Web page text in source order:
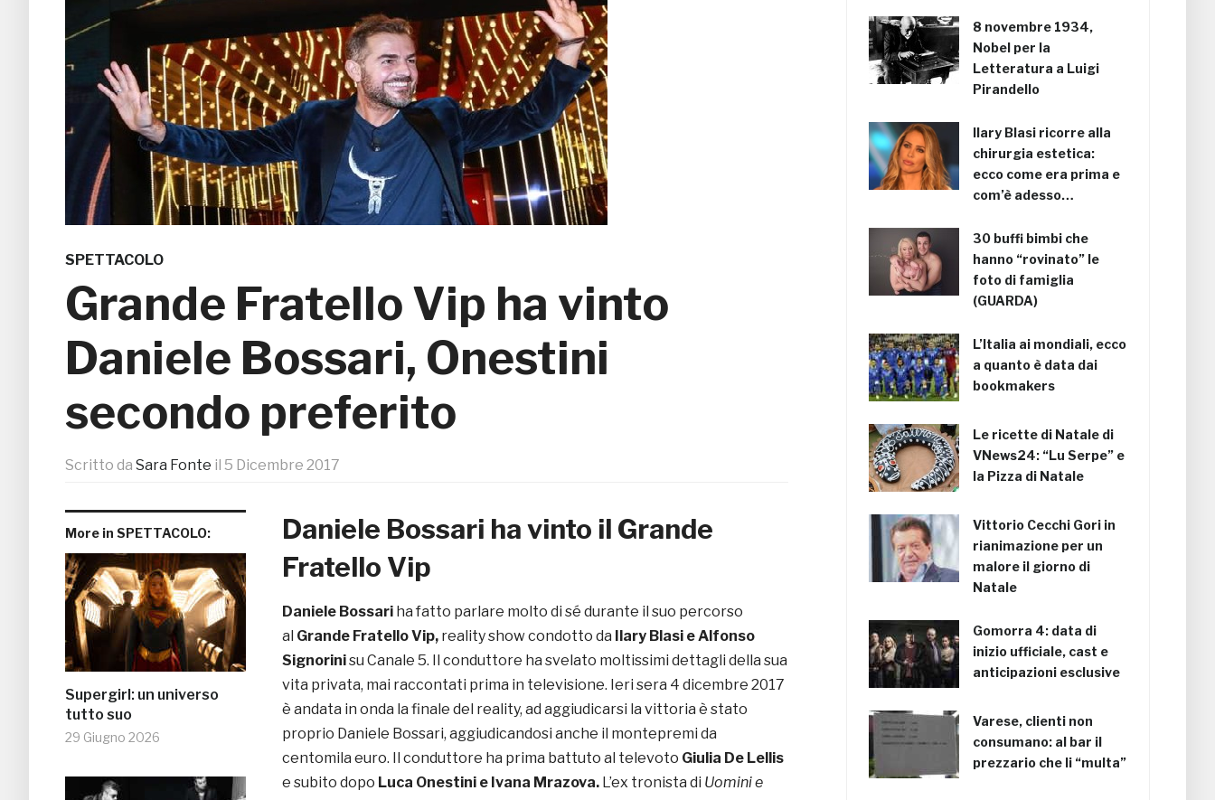
SPETTACOLO
Grande Fratello Vip ha vinto
Daniele Bossari, Onestini
secondo preferito
Scritto da Sara Fonte il 5 Dicembre 2017
More in SPETTACOLO:
Supergirl: un universo
tutto suo
29 Giugno 2026
Daniele Bossari ha vinto il Grande
Fratello Vip
Daniele Bossari ha fatto parlare molto di sé durante il suo percorso
al Grande Fratello Vip, reality show condotto da Ilary Blasi e Alfonso
Signorinisu Canale 5. Il conduttore ha svelato moltissimi dettagli della sua
vita privata, mai raccontati prima in televisione. Ieri sera 4 dicembre 2017
è andata in onda la finale del reality, ad aggiudicarsi la vittoria è stato
proprio Daniele Bossari, aggiudicandosi anche il montepremi da
centomila euro. Il conduttore ha prima battuto al televoto Giulia De Lellis
e subito dopo Luca Onestini e Ivana Mrazova. L’ex tronista di Uomini e
8 novembre 1934,
Nobel per la
Letteratura a Luigi
Pirandello
Ilary Blasi ricorre alla
chirurgia estetica:
ecco come era prima e
com’è adesso…
30 buffi bimbi che
hanno “rovinato” le
foto di famiglia
(GUARDA)
L’Italia ai mondiali, ecco
a quanto è data dai
bookmakers
Le ricette di Natale di
VNews24: “Lu Serpe” e
la Pizza di Natale
Vittorio Cecchi Gori in
rianimazione per un
malore il giorno di
Natale
Gomorra 4: data di
inizio ufficiale, cast e
anticipazioni esclusive
Varese, clienti non
consumano: al bar il
prezzario che li “multa”